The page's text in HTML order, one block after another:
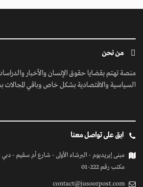
من نحن
منصة تهتم بقضايا حقوق الإنسان والأخبار
السياسية والاقتصادية بشكل خاص وباقي
ابق على تواصل معنا
مبنى إيريديوم - البرشاء الأولى - شارع أم سقيم - دبي -
مكتب رقم 222-01
contact@jusoorpost.com